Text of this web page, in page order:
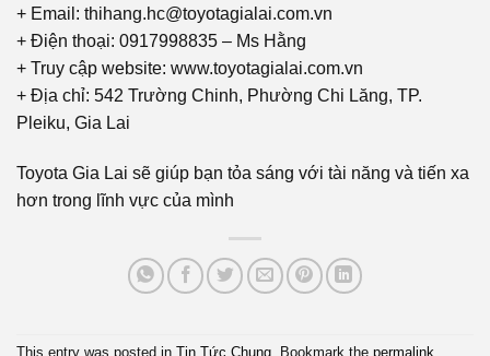
+ Email: thihang.hc@toyotagialai.com.vn
+ Điện thoại: 0917998835 – Ms Hằng
+ Truy cập website: www.toyotagialai.com.vn
+ Địa chỉ: 542 Trường Chinh, Phường Chi Lăng, TP.
Pleiku, Gia Lai
Toyota Gia Lai sẽ giúp bạn tỏa sáng với tài năng và tiến xa
hơn trong lĩnh vực của mình
This entry was posted in Tin Tức Chung . Bookmark the permalink